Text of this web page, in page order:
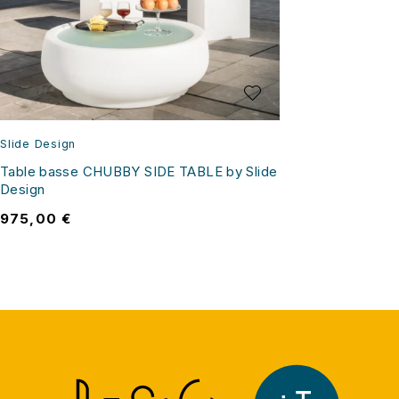
Slide Design
Table basse CHUBBY SIDE TABLE by Slide
Design
975,00 €